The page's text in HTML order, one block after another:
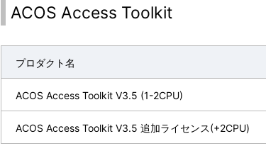
ACOS Access Toolkit
プロダクト名
ACOS Access Toolkit V3.5 (1-2CPU)
ACOS Access Toolkit V3.5 追加ライセンス(+2CPU)